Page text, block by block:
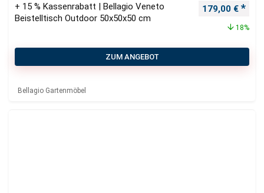
+ 15 % Kassenrabatt | Bellagio Veneto
Beistelltisch Outdoor 50x50x50 cm
179,00 €
18%
ZUM ANGEBOT
Bellagio Gartenmöbel